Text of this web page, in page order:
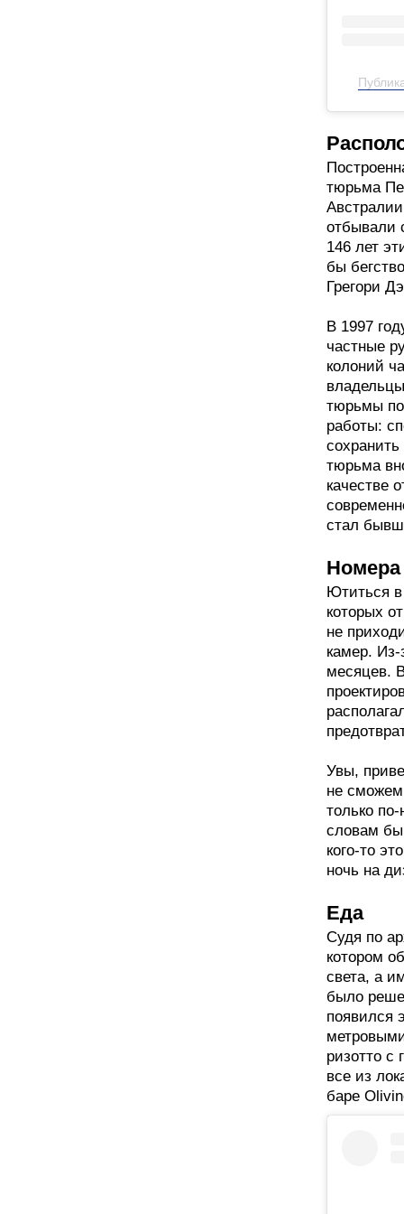
тюрьма
отбывали
146 лет
бы
Грегори
В 1997
частные
колоний
тюрьмы
работы:
тюрьма
качестве
стал
Номера
Ютиться
которых
не
камер. Из-
месяцев.
Увы,
не
только
словам
кого-то
ночь на
Еда
Судя по
котором
света, а
было
появился
ризотто с
все из
баре